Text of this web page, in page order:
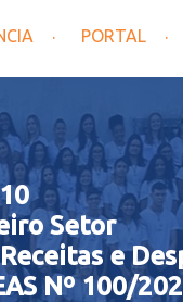
PORTAL
Setor
e
Nº 100/